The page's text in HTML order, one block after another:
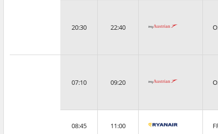
20:30 22:40
07:10 09:20
08:45 11:00